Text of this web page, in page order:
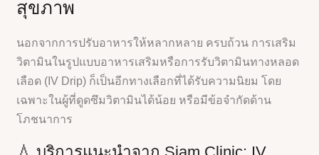
สุขภาพ
นอกจากการปรับอาหารให้หลากหลาย ครบถ้วน การเสริม
วิตามินในรูปแบบอาหารเสริมหรือการรับวิตามินทางหลอด
เลือด (IV Drip) ก็เป็นอีกทางเลือกที่ได้รับความนิยม โดย
เฉพาะในผู้ที่ดูดซึมวิตามินได้น้อย หรือมีข้อจำกัดด้าน
โภชนาการ